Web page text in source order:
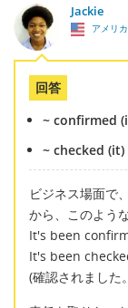
Jackie
アメリ
回答
~ confirmed
~ checked (it)
ビジネス場面で
から、このよう
It's been
It's been
(確認されました